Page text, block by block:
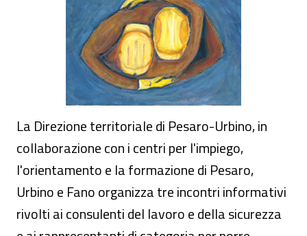
La Direzione territoriale di Pesaro-Urbino, in
collaborazione con i centri per l'impiego,
l'orientamento e la formazione di Pesaro,
Urbino e Fano organizza tre incontri informativi
rivolti ai consulenti del lavoro e della sicurezza